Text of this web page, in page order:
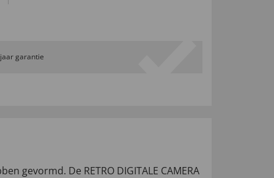
garantie
gevormd. De RETRO DIGITALE CAMERA